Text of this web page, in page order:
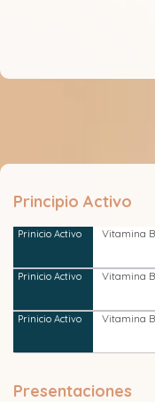
Principio Activo
Vitamina
Vitamina
Vitamina
Presentaciones